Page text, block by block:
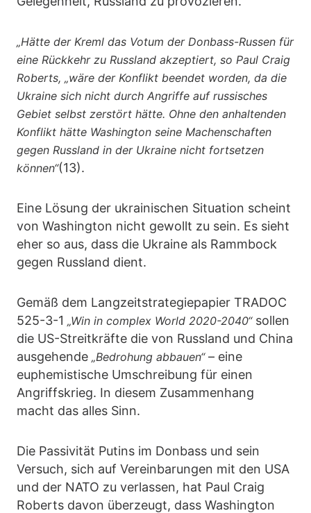
„Hätte der Kreml das Votum der Donbass-Russen für
eine Rückkehr zu Russland akzeptiert, so Paul Craig
Roberts, „wäre der Konflikt beendet worden, da die
Ukraine sich nicht durch Angriffe auf russisches
Gebiet selbst zerstört hätte. Ohne den anhaltenden
Konflikt hätte Washington seine Machenschaften
gegen Russland in der Ukraine nicht fortsetzen
können“(13).
Eine Lösung der ukrainischen Situation scheint
von Washington nicht gewollt zu sein. Es sieht
eher so aus, dass die Ukraine als Rammbock
gegen Russland dient.
Gemäß dem Langzeitstrategiepapier TRADOC
525-3-1 „Win in complex World 2020-2040“sollen
die US-Streitkräfte die von Russland und China
ausgehende „Bedrohung abbauen“– eine
euphemistische Umschreibung für einen
Angriffskrieg. In diesem Zusammenhang
macht das alles Sinn.
Die Passivität Putins im Donbass und sein
Versuch, sich auf Vereinbarungen mit den USA
und der NATO zu verlassen, hat Paul Craig
Roberts davon überzeugt, dass Washington